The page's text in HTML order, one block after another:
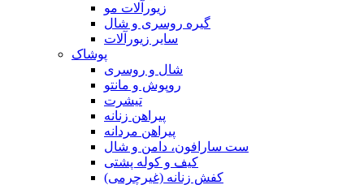
زیورآلات مو
گیره روسری و شال
سایر زیورآلات
پوشاک
شال و روسری
روپوش و مانتو
تیشرت
پیراهن زنانه
پیراهن مردانه
ست سارافون، دامن و شال
کیف و کوله پشتی
کفش زنانه (غیرچرمی)